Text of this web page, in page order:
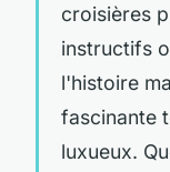
croisières
instructifs
l'histoire
fascinante
luxueux.